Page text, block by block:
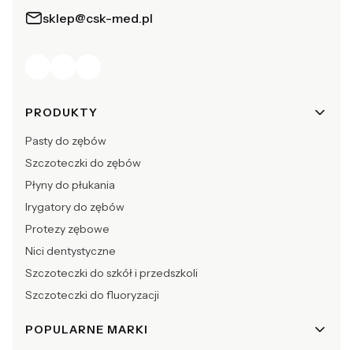
sklep@csk-med.pl
Linki w stopce
PRODUKTY
Pasty do zębów
Szczoteczki do zębów
Płyny do płukania
Irygatory do zębów
Protezy zębowe
Nici dentystyczne
Szczoteczki do szkół i przedszkoli
Szczoteczki do fluoryzacji
POPULARNE MARKI